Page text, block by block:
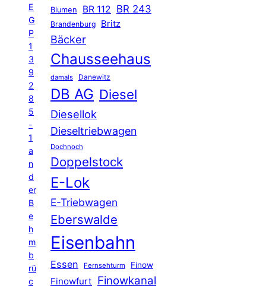
E
G
P
1
3
9
2
8
5
-
1
a
n
d
er
B
e
h
m
b
rü
c
Blumen BR 112 BR 243
Brandenburg Britz
Bäcker
Chausseehaus
damals Danewitz
DB AG Diesel
Diesellok
Dieseltriebwagen
Dochnoch
Doppelstock
E-Lok
E-Triebwagen
Eberswalde
Eisenbahn
Essen Fernsehturm Finow
Finowfurt Finowkanal